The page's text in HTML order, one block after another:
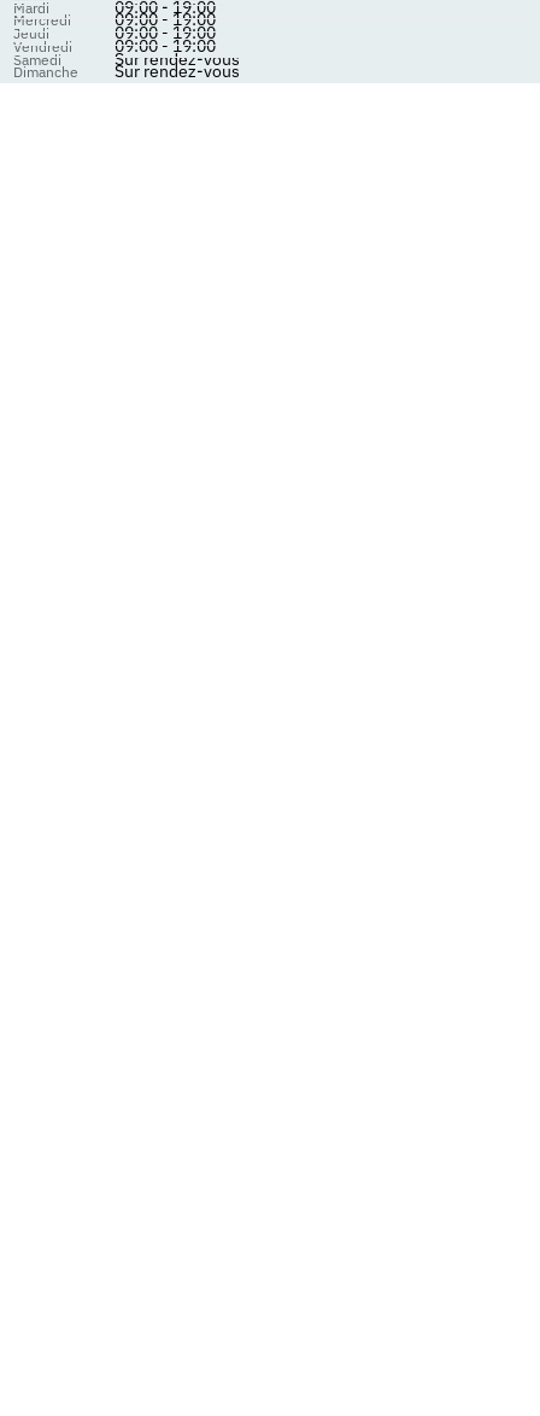
Mardi 09:00 - 19:00
Mercredi 09:00 - 19:00
Jeudi 09:00 - 19:00
Vendredi 09:00 - 19:00
Samedi Sur rendez-vous
Dimanche Sur rendez-vous